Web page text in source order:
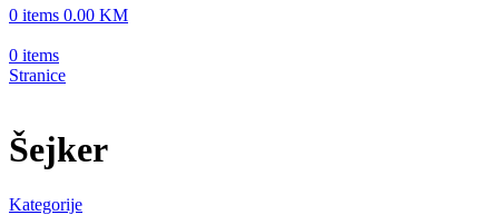
0 items 0.00 KM
0 items
Stranice
Šejker
Kategorije